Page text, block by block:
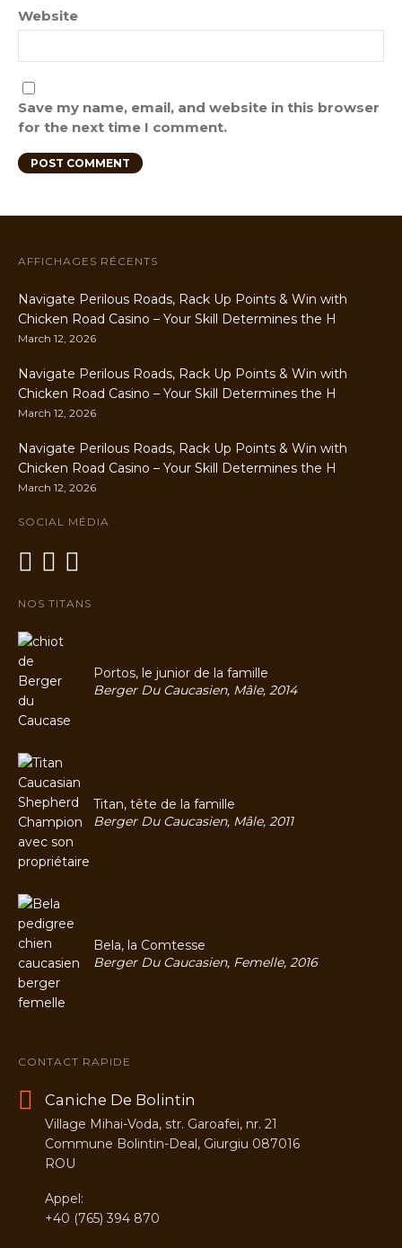
Website
Save my name, email, and website in this browser
for the next time I comment.
AFFICHAGES RÉCENTS
Navigate Perilous Roads, Rack Up Points & Win with
Chicken Road Casino – Your Skill Determines the H
March 12, 2026
Navigate Perilous Roads, Rack Up Points & Win with
Chicken Road Casino – Your Skill Determines the H
March 12, 2026
Navigate Perilous Roads, Rack Up Points & Win with
Chicken Road Casino – Your Skill Determines the H
March 12, 2026
SOCIAL MÉDIA
NOS TITANS
Portos, le junior de la famille
Berger Du Caucasien, Mâle, 2014
Titan, tête de la famille
Berger Du Caucasien, Mâle, 2011
Bela, la Comtesse
Berger Du Caucasien, Femelle, 2016
CONTACT RAPIDE
Caniche De Bolintin
Village Mihai-Voda, str. Garoafei, nr. 21
Commune Bolintin-Deal, Giurgiu 087016
ROU
Appel:
+40 (765) 394 870